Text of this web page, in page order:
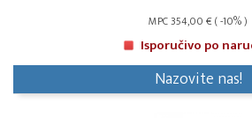
MPC 354,00 € ( -10% )
Isporučivo po
Nazovite nas!